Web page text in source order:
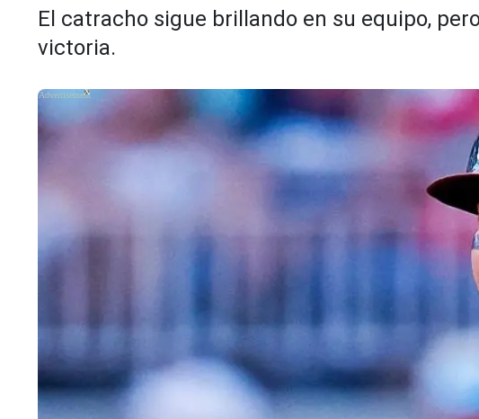
El catracho sigue brillando en su equipo,
victoria.
X